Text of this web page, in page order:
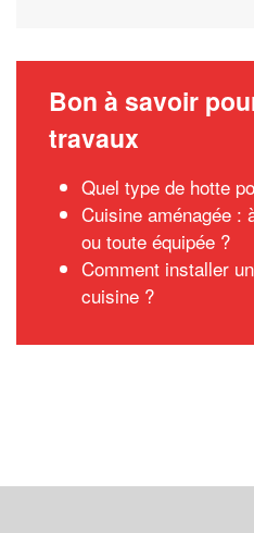
Bon à savoir
travaux
Quel type de hotte
Cuisine aménagée :
ou toute équipée ?
Comment installer
cuisine ?